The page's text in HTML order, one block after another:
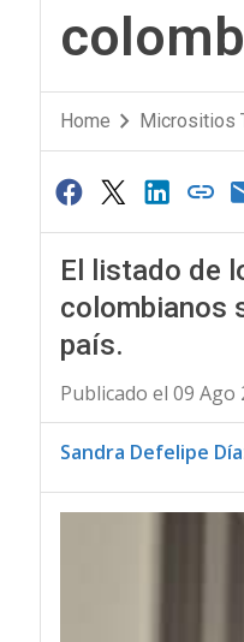
Home Micrositios
El listado de
colombianos
país.
Publicado el 09 Ago
Sandra Defelipe